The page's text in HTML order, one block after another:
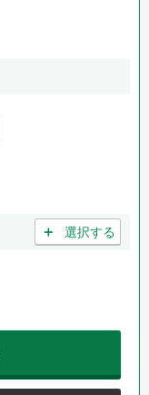
＋ 選択する